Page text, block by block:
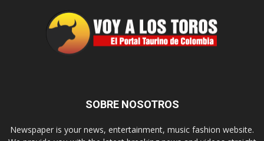
SOBRE NOSOTROS
Newspaper is your news, entertainment, music fashion website.